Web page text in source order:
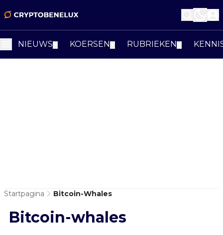
NIEUWS KOERSEN RUBRIEKEN
Startpagina Bitcoin-Whales
Bitcoin-whales